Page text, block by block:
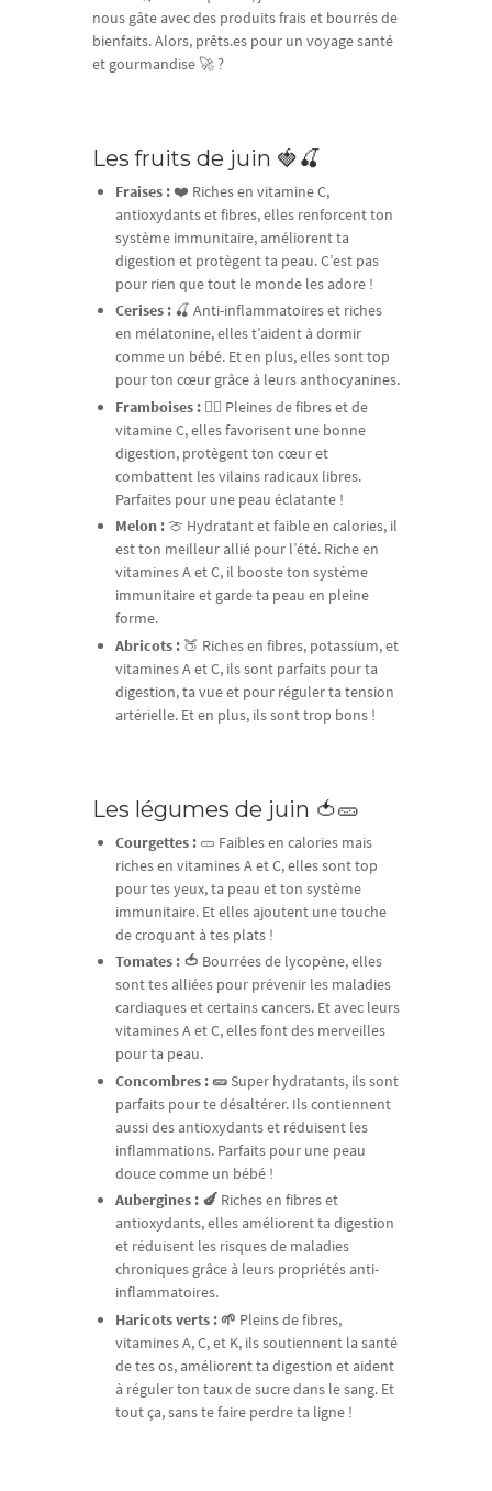
nous gâte avec des produits frais et bourrés de
bienfaits. Alors, prêts.es pour un voyage santé
et gourmandise 🚀 ?
Les fruits de juin 🍓🍒
Fraises :❤️ Riches en vitamine C,
antioxydants et fibres, elles renforcent ton
système immunitaire, améliorent ta
digestion et protègent ta peau. C’est pas
pour rien que tout le monde les adore !
Cerises : 🍒 Anti-inflammatoires et riches
en mélatonine, elles t’aident à dormir
comme un bébé. Et en plus, elles sont top
pour ton cœur grâce à leurs anthocyanines.
Framboises : 💁‍♀️ Pleines de fibres et de
vitamine C, elles favorisent une bonne
digestion, protègent ton cœur et
combattent les vilains radicaux libres.
Parfaites pour une peau éclatante !
Melon : 🍈 Hydratant et faible en calories, il
est ton meilleur allié pour l’été. Riche en
vitamines A et C, il booste ton système
immunitaire et garde ta peau en pleine
forme.
Abricots : 🍑 Riches en fibres, potassium, et
vitamines A et C, ils sont parfaits pour ta
digestion, ta vue et pour réguler ta tension
artérielle. Et en plus, ils sont trop bons !
Les légumes de juin 🍅🥒
Courgettes : 🥒 Faibles en calories mais
riches en vitamines A et C, elles sont top
pour tes yeux, ta peau et ton système
immunitaire. Et elles ajoutent une touche
de croquant à tes plats !
Tomates : 🍅 Bourrées de lycopène, elles
sont tes alliées pour prévenir les maladies
cardiaques et certains cancers. Et avec leurs
vitamines A et C, elles font des merveilles
pour ta peau.
Concombres : 🥒Super hydratants, ils sont
parfaits pour te désaltérer. Ils contiennent
aussi des antioxydants et réduisent les
inflammations. Parfaits pour une peau
douce comme un bébé !
Aubergines : 🍆 Riches en fibres et
antioxydants, elles améliorent ta digestion
et réduisent les risques de maladies
chroniques grâce à leurs propriétés anti-
inflammatoires.
Haricots verts : 🌱 Pleins de fibres,
vitamines A, C, et K, ils soutiennent la santé
de tes os, améliorent ta digestion et aident
à réguler ton taux de sucre dans le sang. Et
tout ça, sans te faire perdre ta ligne !